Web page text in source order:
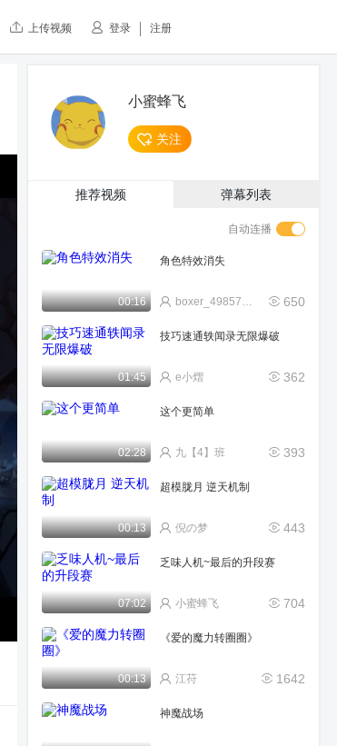
登录 注册
上传视频
小蜜蜂飞
关注
推荐视频 弹幕列表
自动连播
00:16
角色特效消失
650
boxer_4985712638a
01:45
技巧速通轶闻录无限爆破
362
e小熠
02:28
这个更简单
393
九【4】班
00:13
超模胧月 逆天机制
443
倪の梦
07:02
乏味人机~最后的升段赛
704
小蜜蜂飞
00:13
《爱的魔力转圈圈》
1642
江苻
神魔战场